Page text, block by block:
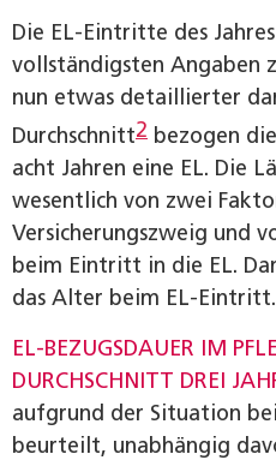
Die EL-Eintritte des
vollständigsten Angaben
nun etwas detaillierter
Durchschnitt2 bezogen
acht Jahren eine EL. Die
wesentlich von zwei
Versicherungszweig und
beim Eintritt in die EL.
das Alter beim EL-Eintritt.
EL-BEZUGSDAUER IM
DURCHSCHNITT DREI
aufgrund der Situation
beurteilt, unabhängig